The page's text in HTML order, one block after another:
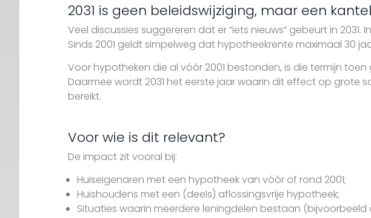
2031 is geen beleidswijziging, maar een
Veel discussies suggereren dat er “iets nieuws” gebeurt in 2031.
Sinds 2001 geldt simpelweg dat hypotheekrente maximaal 30
Voor hypotheken die al vóór 2001 bestonden, is die termijn
Daarmee wordt 2031 het eerste jaar waarin dit effect op grote
bereikt.
Voor wie is dit relevant?
De impact zit vooral bij:
Huiseigenaren met een hypotheek van vóór of rond 2001;
Huishoudens met een (deels) aflossingsvrije hypotheek;
Situaties waarin meerdere leningdelen bestaan